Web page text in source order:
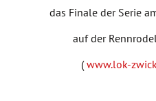
das Finale der Serie
auf der
(www.lok-